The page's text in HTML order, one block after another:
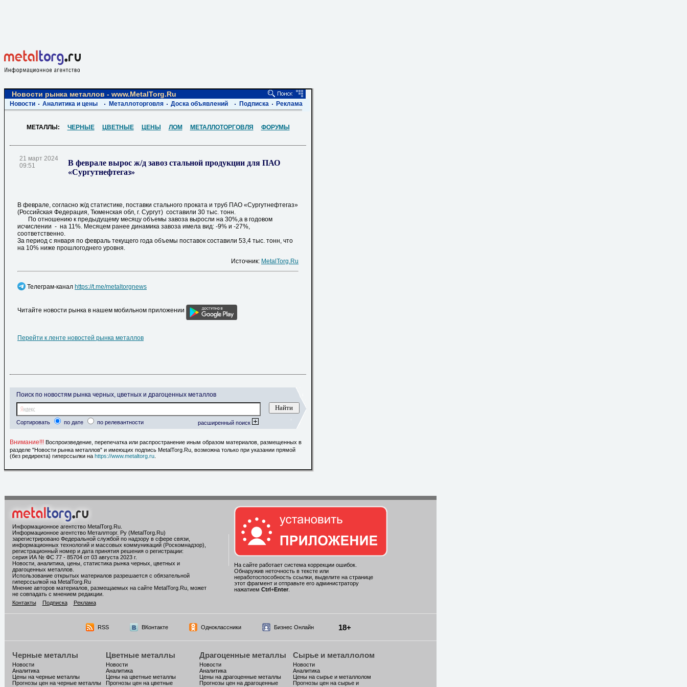
Новости рынка металлов - www.MetalTorg.Ru
Новости Аналитика и цены Металлоторговля Доска объявлений Подписка Реклама
МЕТАЛЛЫ: ЧЕРНЫЕ ЦВЕТНЫЕ ЦЕНЫ ЛОМ МЕТАЛЛОТОРГОВЛЯ ФОРУМЫ
21 март 2024
09:51
В феврале вырос ж/д завоз стальной продукции для ПАО
«Сургутнефтегаз»
В феврале, согласно ж/д статистике, поставки стального проката и труб ПАО «Сургутнефтегаз»
(Российская Федерация, Тюменская обл, г. Сургут) составили 30 тыс. тонн.
По отношению к предыдущему месяцу объемы завоза выросли на 30%,а в годовом
исчислении - на 11%. Месяцем ранее динамика завоза имела вид: -9% и -27%,
соответственно.
За период с января по февраль текущего года объемы поставок составили 53,4 тыс. тонн, что
на 10% ниже прошлогоднего уровня.
Источник: MetalTorg.Ru
Телеграм-канал https://t.me/metaltorgnews
Читайте новости рынка в нашем мобильном приложении
Перейти к ленте новостей рынка металлов
Поиск по новостям рынка черных, цветных и драгоценных металлов
Сортировать по дате по релевантности расширенный поиск
Внимание!!! Воспроизведение, перепечатка или распространение иным образом материалов, размещенных в
разделе "Новости рынка металлов" и имеющих подпись MetalTorg.Ru, возможна только при указании прямой
(без редиректа) гиперссылки на https://www.metaltorg.ru
Информационное агентство MetalTorg.Ru.
Информационное агентство Металлторг. Ру (MetalTorg.Ru)
зарегистрировано Федеральной службой по надзору в сфере связи,
информационных технологий и массовых коммуникаций (Роскомнадзор),
регистрационный номер и дата принятия решения о регистрации:
серия ИА № ФС 77 - 85704 от 03 августа 2023 г.
Новости, аналитика, цены, статистика рынка черных, цветных и
драгоценных металлов.
Использование открытых материалов разрешается с обязательной
гиперссылкой на MetalTorg.Ru
Мнение авторов материалов, размещаемых на сайте MetalTorg.Ru, может
не совпадать с мнением редакции.
Контакты
Подписка Реклама
На сайте работает система коррекции ошибок.
Обнаружив неточность в тексте или
неработоспособность ссылки, выделите на странице
этот фрагмент и отправьте его администратору
нажатием Ctrl+Enter.
RSS ВКонтакте Одноклассники Бизнес Онлайн 18+
Черные металлы
Новости
Аналитика
Цены на черные металлы
Прогнозы цен на черные металлы
Цветные металлы
Новости
Аналитика
Цены на цветные металлы
Прогнозы цен на цветные
Драгоценные металлы
Новости
Аналитика
Цены на драгоценные металлы
Прогнозы цен на драгоценные
Сырье и металлолом
Новости
Аналитика
Цены на сырье и металлолом
Прогнозы цен на сырье и